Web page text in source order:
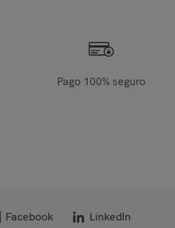
Pago 100% seguro
Facebook LinkedIn